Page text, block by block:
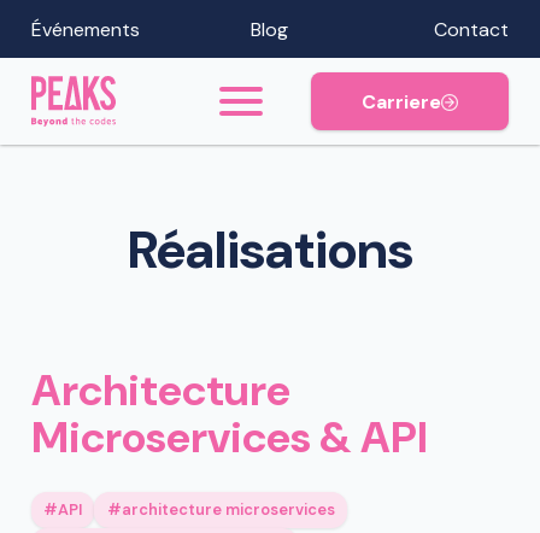
Événements Blog Contact
Carriere
Réalisations
Architecture
Microservices & API
API
architecture microservices